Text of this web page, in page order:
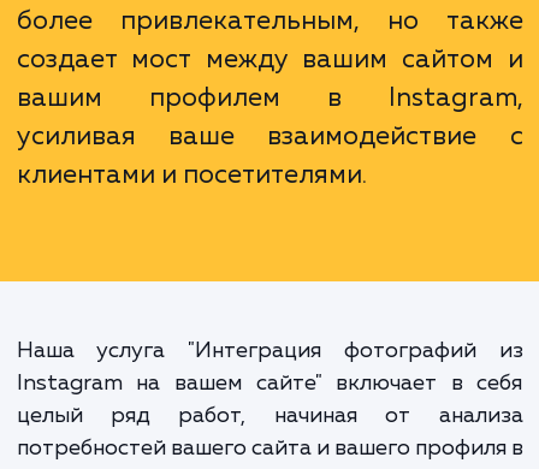
Интеграция Instagram на вашем
не только обогащает
вашим профилем в
усиливая ваше
клиентами и посетителями.